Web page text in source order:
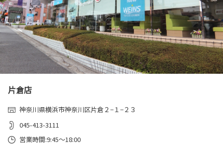
片倉店
神奈川県横浜市神奈川区片倉２−１−２３
045-413-3111
営業時間:9:45～18:00